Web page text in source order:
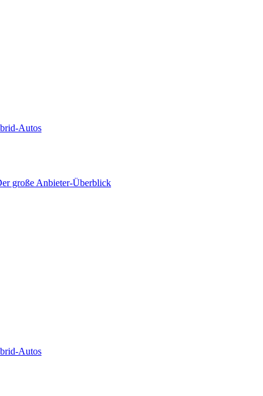
Autos
große Anbieter-Überblick
Autos